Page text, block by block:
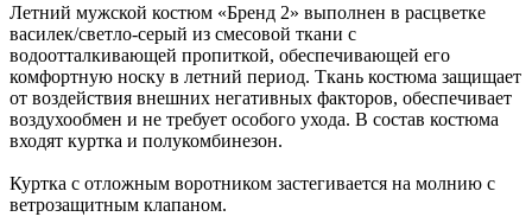
Летний мужской костюм «Бренд 2» выполнен в расцветке
василек/светло-серый из смесовой ткани с
водоотталкивающей пропиткой, обеспечивающей его
комфортную носку в летний период. Ткань костюма защищает
от воздействия внешних негативных факторов, обеспечивает
воздухообмен и не требует особого ухода. В состав костюма
входят куртка и полукомбинезон.
Куртка с отложным воротником застегивается на молнию с
ветрозащитным клапаном.